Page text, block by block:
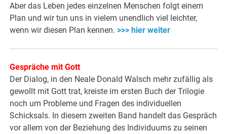
Aber das Leben jedes einzelnen Menschen folgt einem
Plan und wir tun uns in vielem unendlich viel leichter,
wenn wir diesen Plan kennen. >>> hier weiter
Gespräche mit Gott
Der Dialog, in den Neale Donald Walsch mehr zufällig als
gewollt mit Gott trat, kreiste im ersten Buch der Trilogie
noch um Probleme und Fragen des individuellen
Schicksals. In diesem zweiten Band handelt das Gespräch
vor allem von der Beziehung des Individuums zu seinen